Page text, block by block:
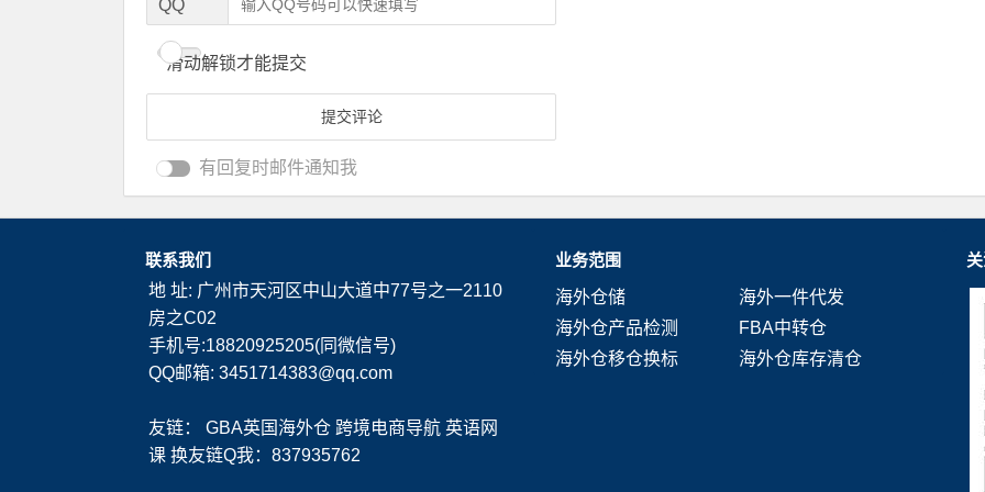
QQ
滑动解锁才能提交
有回复时邮件通知我
联系我们
地 址: 广州市天河区中山大道中77号之一2110
房之C02
手机号:18820925205(同微信号)
QQ邮箱: 3451714383@qq.com
友链： GBA英国海外仓 跨境电商导航 英语网
课 换友链Q我：837935762
业务范围
海外仓储
海外一件代发
海外仓产品检测
FBA中转仓
海外仓移仓换标
海外仓库存清仓